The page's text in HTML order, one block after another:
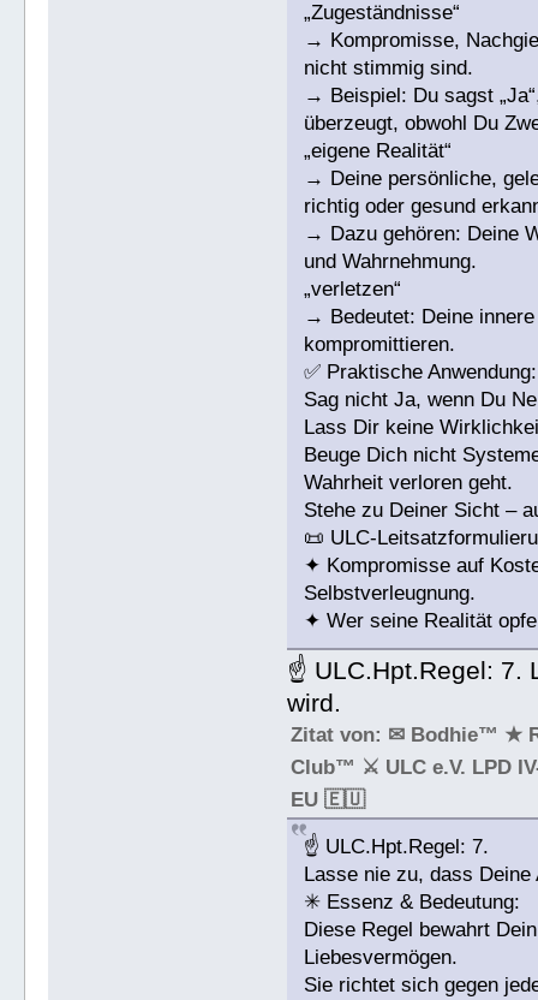
„Zugeständnisse“
→ Kompromisse,
nicht stimmig sind.
→ Beispiel: Du sagst
überzeugt, obwohl Du
„eigene Realität“
→ Deine persönliche,
richtig oder gesund
→ Dazu gehören: Deine
und Wahrnehmung.
„verletzen“
→ Bedeutet: Deine
kompromittieren.
✅ Praktische Anwendung:
Sag nicht Ja, wenn Du
Lass Dir keine
Beuge Dich nicht
Wahrheit verloren geht.
Stehe zu Deiner Sicht –
📜 ULC-
✦ Kompromisse auf
Selbstverleugnung.
✦ Wer seine Realität
☝ ULC.Hpt.Regel: 7.
wird.
Zitat von: ✉ Bodhie™ ★
Club™ ⚔ ULC e.V. LPD
EU 🇪🇺
☝ ULC.Hpt.Regel: 7.
Lasse nie zu, dass
✳ Essenz & Bedeutung:
Diese Regel bewahrt
Liebesvermögen.
Sie richtet sich gegen